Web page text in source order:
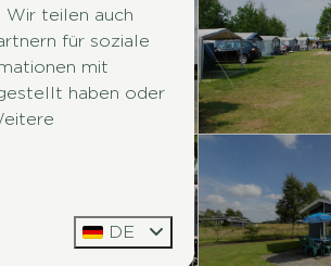
Wir teilen auch
für soziale
mit
haben oder
DE